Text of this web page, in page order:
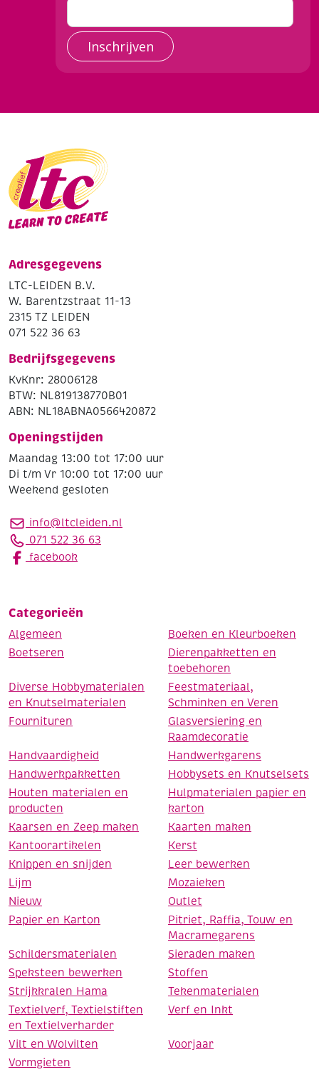
Inschrijven
Adresgegevens
LTC-LEIDEN B.V.
W. Barentzstraat 11-13
2315 TZ LEIDEN
071 522 36 63
Bedrijfsgegevens
KvKnr: 28006128
BTW: NL819138770B01
ABN: NL18ABNA0566420872
Openingstijden
Maandag 13:00 tot 17:00 uur
Di t/m Vr 10:00 tot 17:00 uur
Weekend gesloten
info@ltcleiden.nl
071 522 36 63
facebook
Categorieën
Algemeen
Boeken en Kleurboeken
Boetseren
Dierenpakketten en
toebehoren
Diverse Hobbymaterialen
en Knutselmaterialen
Feestmateriaal,
Schminken en Veren
Fournituren
Glasversiering en
Raamdecoratie
Handvaardigheid
Handwerkgarens
Handwerkpakketten
Hobbysets en Knutselsets
Houten materialen en
producten
Hulpmaterialen papier en
karton
Kaarsen en Zeep maken
Kaarten maken
Kantoorartikelen
Kerst
Knippen en snijden
Leer bewerken
Lijm
Mozaieken
Nieuw
Outlet
Papier en Karton
Pitriet, Raffia, Touw en
Macramegarens
Schildersmaterialen
Sieraden maken
Speksteen bewerken
Stoffen
Strijkkralen Hama
Tekenmaterialen
Textielverf, Textielstiften
en Textielverharder
Verf en Inkt
Vilt en Wolvilten
Voorjaar
Vormgieten